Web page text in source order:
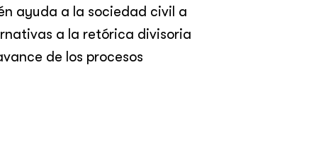
ayuda a la sociedad civil a
a la retórica divisoria
de los procesos